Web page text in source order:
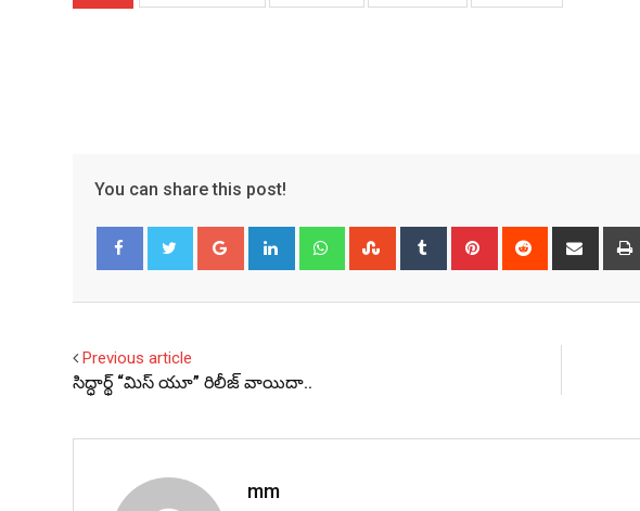
You can share this post!
Google+ LinkedIn WhatsappStumbleUpon
Tumblr Pinterest Reddit
Share
Previous article
సిద్ధార్థ్ “మిస్ యూ” రిలీజ్ వాయిదా..
mm